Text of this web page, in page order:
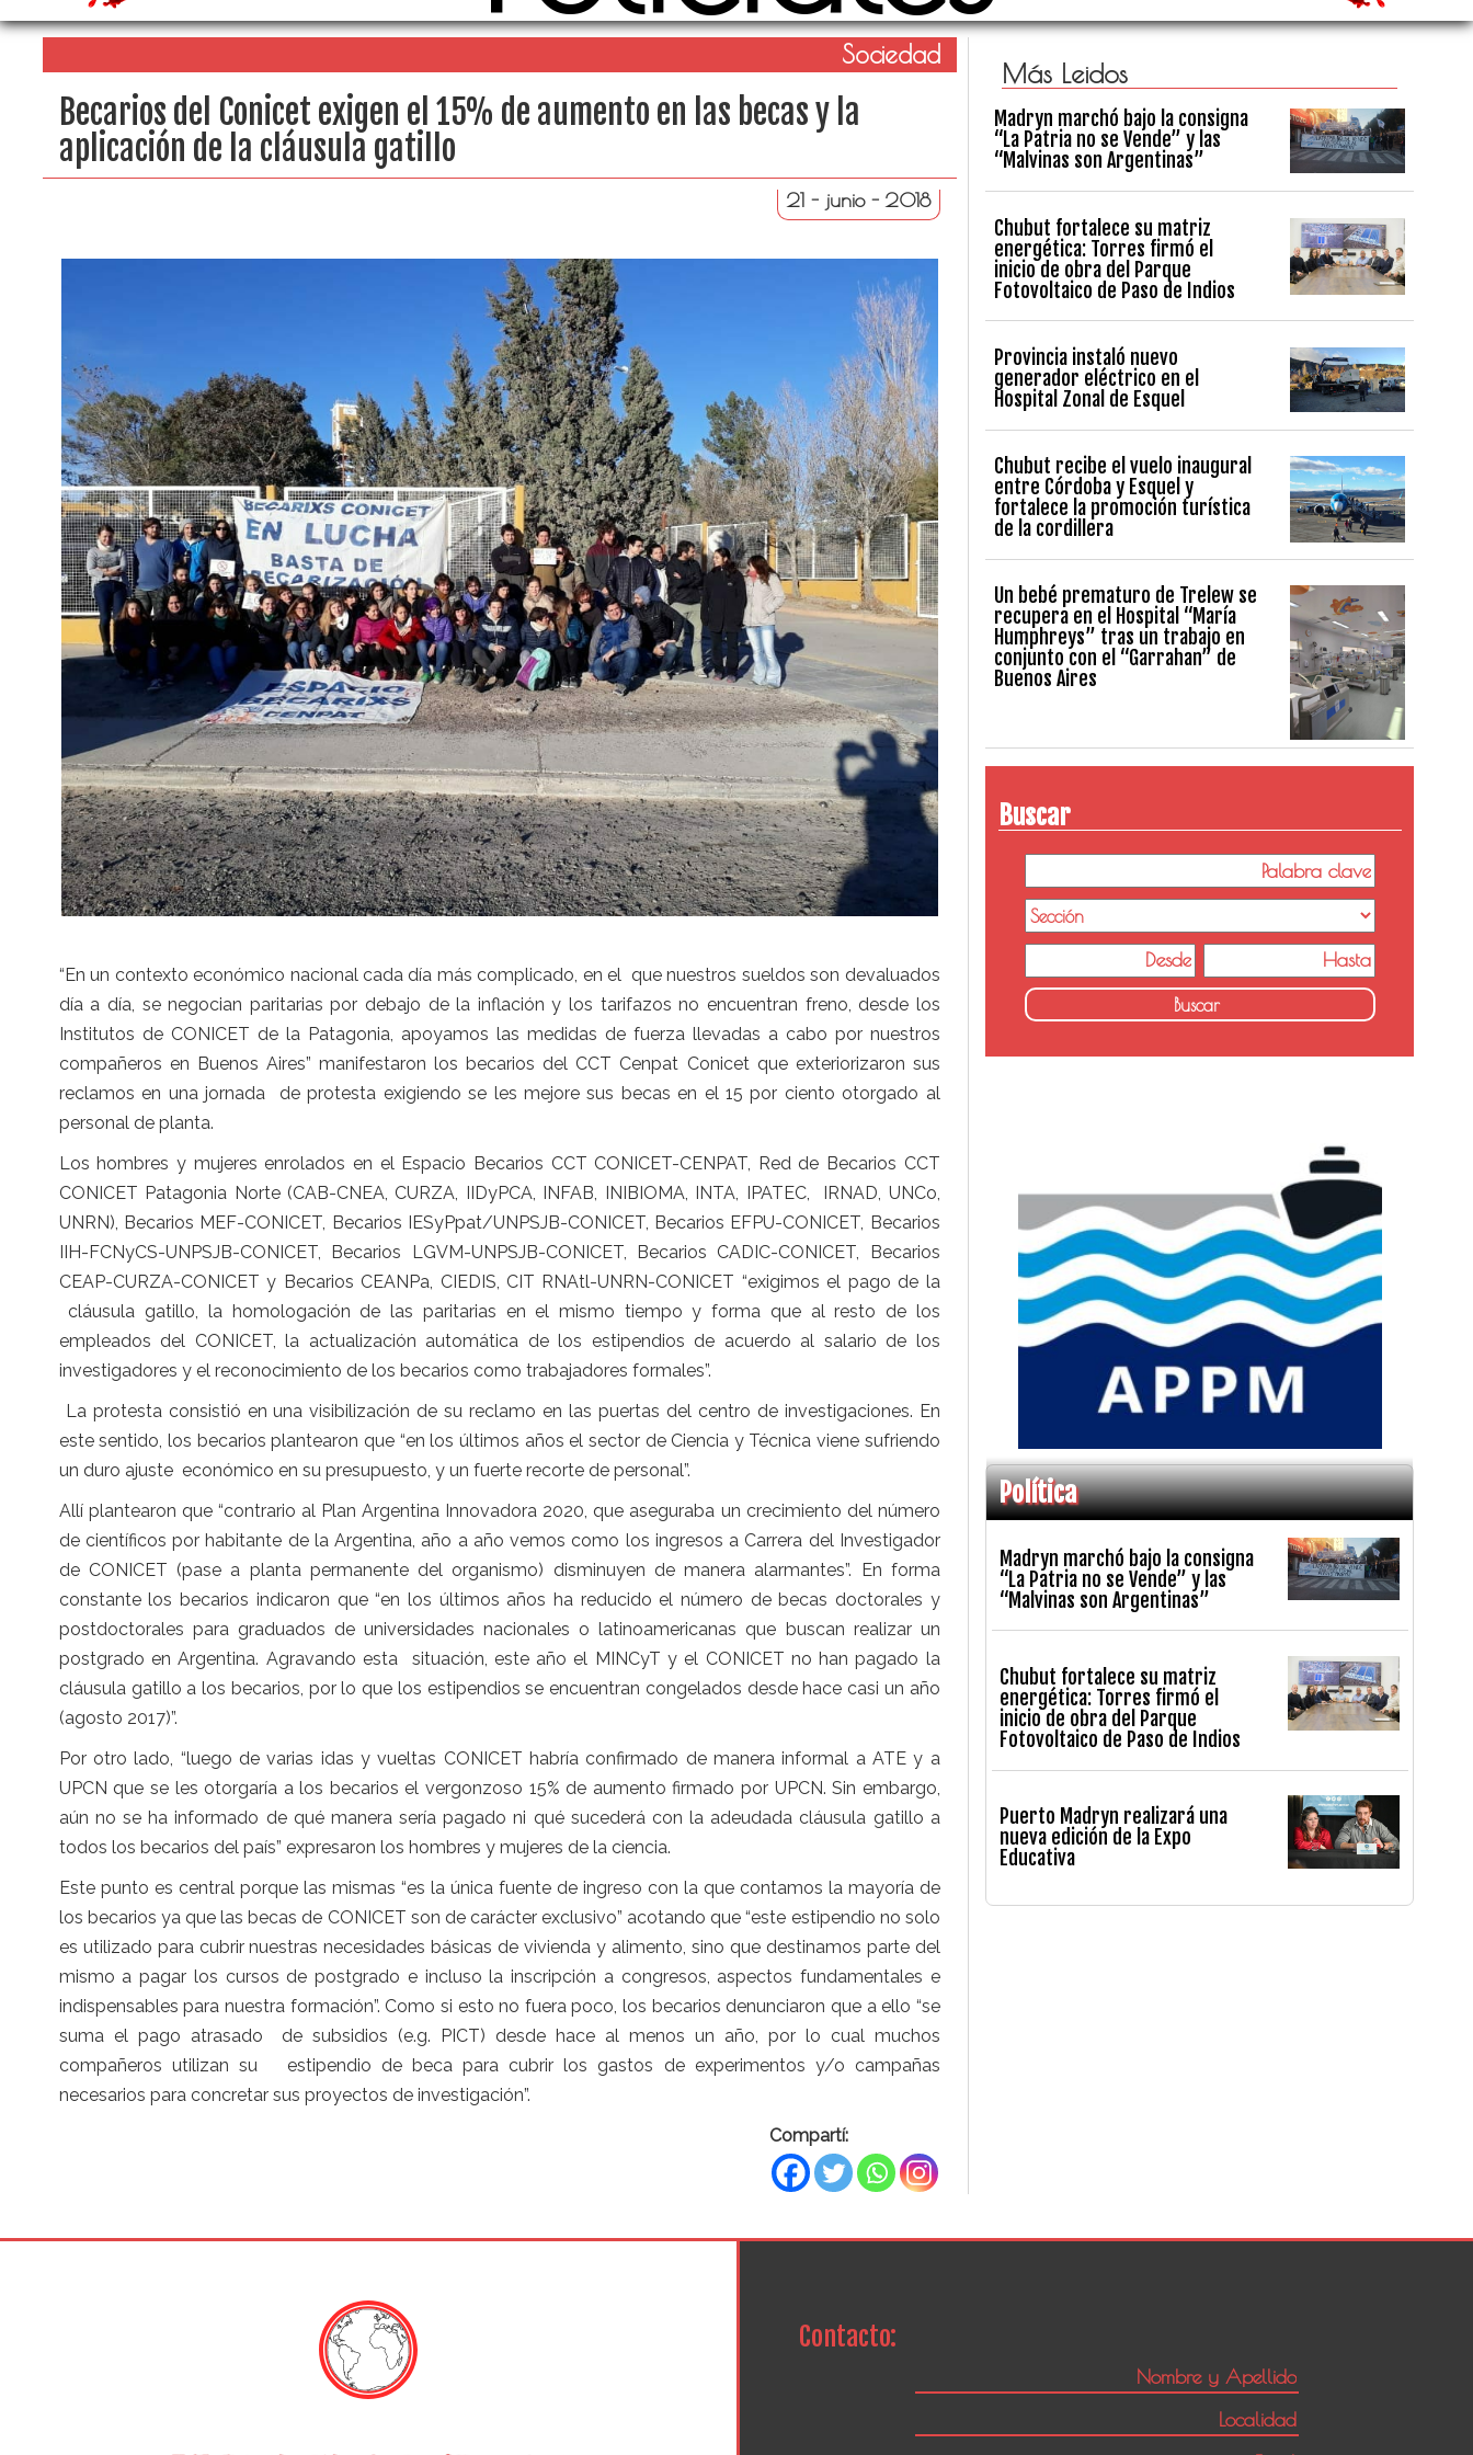
Sociedad
Becarios del Conicet exigen el 15% de aumento en las becas y la
aplicación de la cláusula gatillo
21 - junio - 2018
“En un contexto económico nacional cada día más complicado, en el que nuestros sueldos son devaluados
día a día, se negocian paritarias por debajo de la inflación y los tarifazos no encuentran freno, desde los
Institutos de CONICET de la Patagonia, apoyamos las medidas de fuerza llevadas a cabo por nuestros
compañeros en Buenos Aires” manifestaron los becarios del CCT Cenpat Conicet que exteriorizaron sus
reclamos en una jornada de protesta exigiendo se les mejore sus becas en el 15 por ciento otorgado al
personal de planta.
Los hombres y mujeres enrolados en el Espacio Becarios CCT CONICET-CENPAT, Red de Becarios CCT
CONICET Patagonia Norte (CAB-CNEA, CURZA, IIDyPCA, INFAB, INIBIOMA, INTA, IPATEC, IRNAD, UNCo,
UNRN), Becarios MEF-CONICET, Becarios IESyPpat/UNPSJB-CONICET, Becarios EFPU-CONICET, Becarios
IIH-FCNyCS-UNPSJB-CONICET, Becarios LGVM-UNPSJB-CONICET, Becarios CADIC-CONICET, Becarios
CEAP-CURZA-CONICET y Becarios CEANPa, CIEDIS, CIT RNAtl-UNRN-CONICET “exigimos el pago de la
cláusula gatillo, la homologación de las paritarias en el mismo tiempo y forma que al resto de los
empleados del CONICET, la actualización automática de los estipendios de acuerdo al salario de los
investigadores y el reconocimiento de los becarios como trabajadores formales”.
La protesta consistió en una visibilización de su reclamo en las puertas del centro de investigaciones. En
este sentido, los becarios plantearon que “en los últimos años el sector de Ciencia y Técnica viene sufriendo
un duro ajuste económico en su presupuesto, y un fuerte recorte de personal”.
Allí plantearon que “contrario al Plan Argentina Innovadora 2020, que aseguraba un crecimiento del número
de científicos por habitante de la Argentina, año a año vemos como los ingresos a Carrera del Investigador
de CONICET (pase a planta permanente del organismo) disminuyen de manera alarmantes”. En forma
constante los becarios indicaron que “en los últimos años ha reducido el número de becas doctorales y
postdoctorales para graduados de universidades nacionales o latinoamericanas que buscan realizar un
postgrado en Argentina. Agravando esta situación, este año el MINCyT y el CONICET no han pagado la
cláusula gatillo a los becarios, por lo que los estipendios se encuentran congelados desde hace casi un año
(agosto 2017)”.
Por otro lado, “luego de varias idas y vueltas CONICET habría confirmado de manera informal a ATE y a
UPCN que se les otorgaría a los becarios el vergonzoso 15% de aumento firmado por UPCN. Sin embargo,
aún no se ha informado de qué manera sería pagado ni qué sucederá con la adeudada cláusula gatillo a
todos los becarios del país” expresaron los hombres y mujeres de la ciencia.
Este punto es central porque las mismas “es la única fuente de ingreso con la que contamos la mayoría de
los becarios ya que las becas de CONICET son de carácter exclusivo” acotando que “este estipendio no solo
es utilizado para cubrir nuestras necesidades básicas de vivienda y alimento, sino que destinamos parte del
mismo a pagar los cursos de postgrado e incluso la inscripción a congresos, aspectos fundamentales e
indispensables para nuestra formación”. Como si esto no fuera poco, los becarios denunciaron que a ello “se
suma el pago atrasado de subsidios (e.g. PICT) desde hace al menos un año, por lo cual muchos
compañeros utilizan su estipendio de beca para cubrir los gastos de experimentos y/o campañas
necesarios para concretar sus proyectos de investigación”.
Compartí:
Más Leidos
Madryn marchó bajo la consigna
“La Patria no se Vende” y las
“Malvinas son Argentinas”
Chubut fortalece su matriz
energética: Torres firmó el
inicio de obra del Parque
Fotovoltaico de Paso de Indios
Provincia instaló nuevo
generador eléctrico en el
Hospital Zonal de Esquel
Chubut recibe el vuelo inaugural
entre Córdoba y Esquel y
fortalece la promoción turística
de la cordillera
Un bebé prematuro de Trelew se
recupera en el Hospital “María
Humphreys” tras un trabajo en
conjunto con el “Garrahan” de
Buenos Aires
Buscar
Política
Madryn marchó bajo la consigna
“La Patria no se Vende” y las
“Malvinas son Argentinas”
Chubut fortalece su matriz
energética: Torres firmó el
inicio de obra del Parque
Fotovoltaico de Paso de Indios
Puerto Madryn realizará una
nueva edición de la Expo
Educativa
Contacto: